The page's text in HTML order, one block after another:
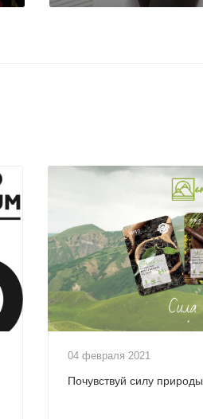
04 февраля 2021
Почувствуй силу природы